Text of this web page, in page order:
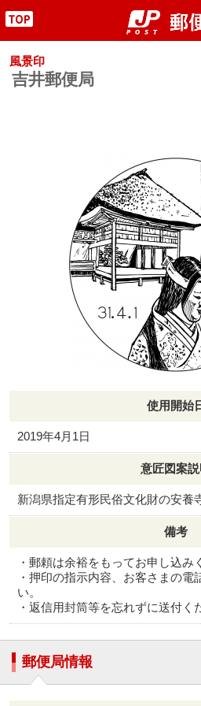
"
風景印
吉井郵便局
使用開始
2019年4月1日
意匠図案説
新潟県指定有形民俗文化財の安養
備考
・郵頼は余裕をもってお申し込み
・押印の指示内容、お客さまの電
い。
・返信用封筒等を忘れずに送付く
郵便局情報